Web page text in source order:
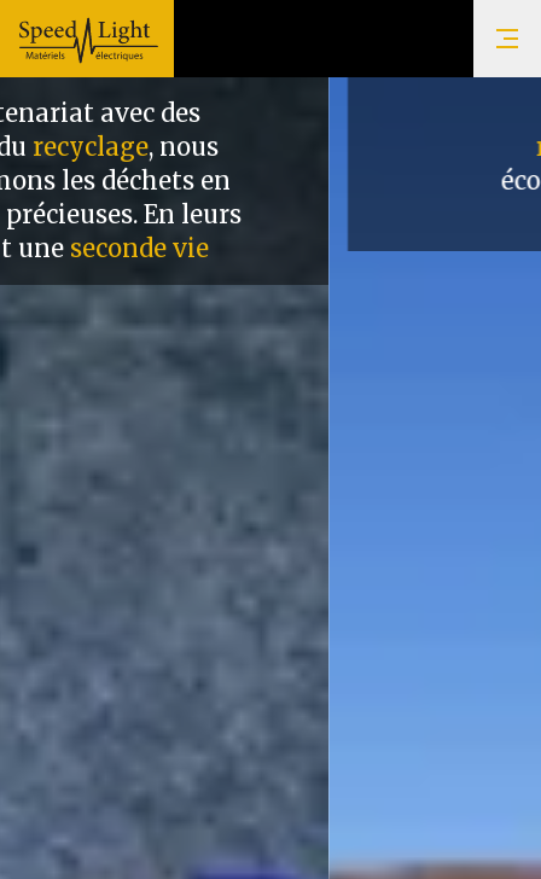
renouvelable
économie d'énergie
et solutions